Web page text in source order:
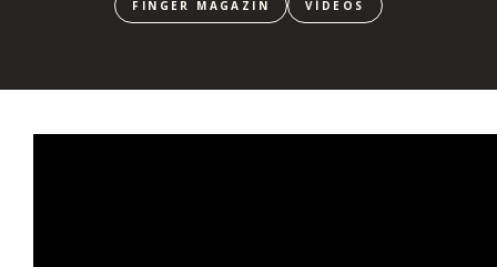
FINGER MAGAZIN VÍDEOS